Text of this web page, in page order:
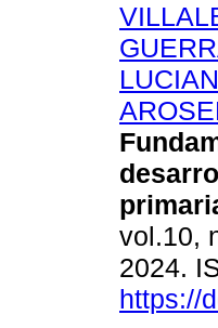
vol.10,
2024.
https://